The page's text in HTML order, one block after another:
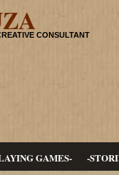
CONSULTANT
GAMES- -